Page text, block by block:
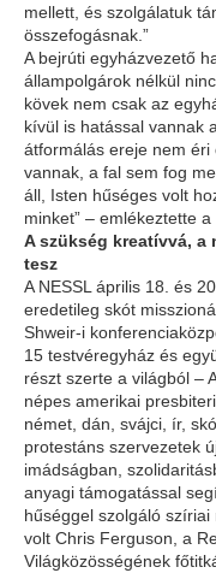
mellett, és szolgálatuk
összefogásnak.”
A bejrúti egyházvezető
állampolgárok nélkül
kövek nem csak az
kívül is hatással vannak
átformálás ereje nem
vannak, a fal sem fog
áll, Isten hűséges volt
minket” – emlékeztette a
A szükség kreatívvá,
tesz
A NESSL április 18. és
eredetileg skót
Shweir-i
15 testvéregyház és
részt szerte a világból –
népes amerikai
német, dán, svájci, ír,
protestáns szervezetek
imádságban,
anyagi támogatással
hűséggel szolgáló
volt Chris Ferguson, a
Világközösségének